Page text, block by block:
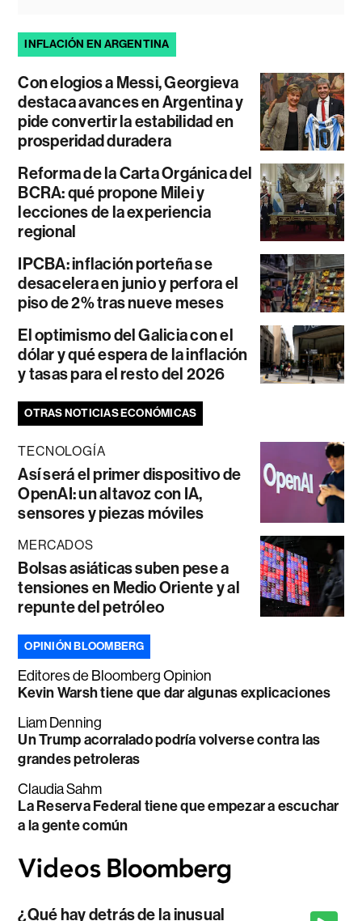
INFLACIÓN EN ARGENTINA
Con elogios a Messi, Georgieva
destaca avances en Argentina y
pide convertir la estabilidad en
prosperidad duradera
Reforma de la Carta Orgánica del
BCRA: qué propone Milei y
lecciones de la experiencia
regional
IPCBA: inflación porteña se
desacelera en junio y perfora el
piso de 2% tras nueve meses
El optimismo del Galicia con el
dólar y qué espera de la inflación
y tasas para el resto del 2026
OTRAS NOTICIAS ECONÓMICAS
TECNOLOGÍA
Así será el primer dispositivo de
OpenAI: un altavoz con IA,
sensores y piezas móviles
MERCADOS
Bolsas asiáticas suben pese a
tensiones en Medio Oriente y al
repunte del petróleo
OPINIÓN BLOOMBERG
Editores de Bloomberg Opinion
Kevin Warsh tiene que dar algunas explicaciones
Liam Denning
Un Trump acorralado podría volverse contra las
grandes petroleras
Claudia Sahm
La Reserva Federal tiene que empezar a escuchar
a la gente común
¿Qué hay detrás de la inusual